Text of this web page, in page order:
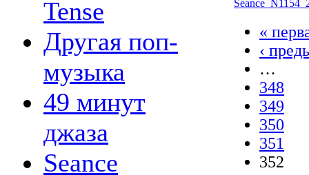
Tense
Другая поп-
музыка
49 минут
джаза
Seance
«
‹
…
348
349
350
351
352